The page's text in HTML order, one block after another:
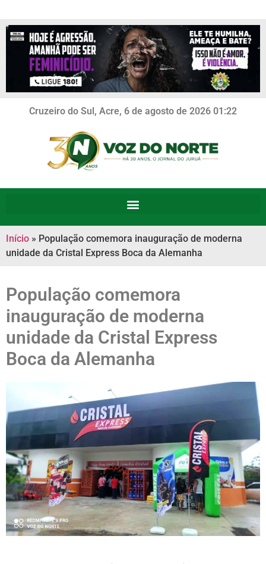
Cruzeiro do Sul, Acre, 6 de agosto de 2026 01:22
Início » População comemora inauguração de moderna
unidade da Cristal Express Boca da Alemanha
População comemora
inauguração de moderna
unidade da Cristal Express
Boca da Alemanha